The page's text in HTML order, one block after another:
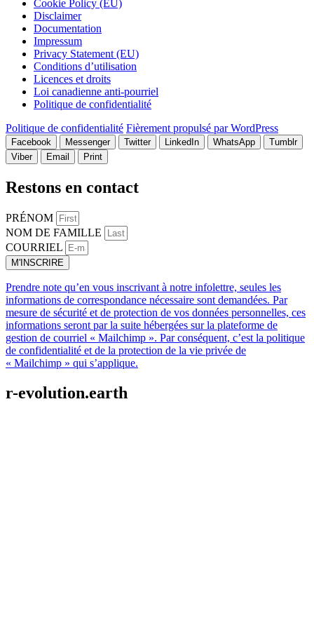
Cookie Policy (EU)
Disclaimer
Documentation
Impressum
Privacy Statement (EU)
Conditions d’utilisation
Licences et droits
Loi canadienne anti-pourriel
Politique de confidentialité
Politique de confidentialité Fièrement propulsé par WordPress
Facebook Messenger Twitter LinkedIn WhatsApp
Tumblr
Viber
Email Print
Restons en contact
PRÉNOM
NOM DE FAMILLE
COURRIEL
M'INSCRIRE
Prendre note qu’en vous inscrivant à notre infolettre, seules les
informations de correspondance nécessaire sont demandées. Par
mesure de sécurité et de protection de vos données personnelles, ces
informations seront par la suite hébergées sur la plateforme de
gestion de courriel « Mailchimp ». Par conséquent, c’est la politique
de confidentialité et de la protection de la vie privée de
« Mailchimp » qui s’applique.
r-evolution.earth